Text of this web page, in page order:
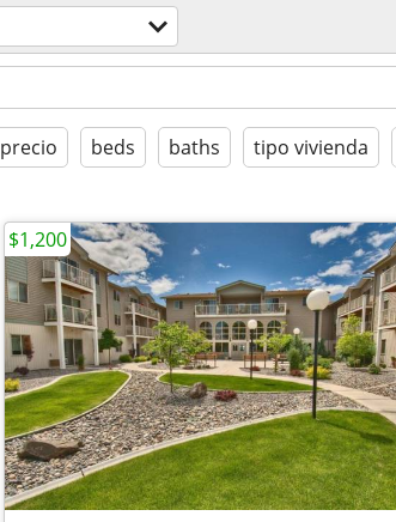
precio beds baths tipo vivienda
$1,200